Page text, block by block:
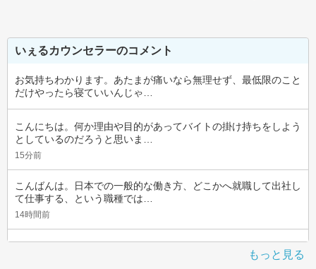
いぇるカウンセラーのコメント
お気持ちわかります。あたまが痛いなら無理せず、最低限のこと
だけやったら寝ていいんじゃ…
こんにちは。何か理由や目的があってバイトの掛け持ちをしよう
としているのだろうと思いま…
15分前
こんばんは。日本での一般的な働き方、どこかへ就職して出社し
て仕事する、という職種では…
14時間前
もっと見る